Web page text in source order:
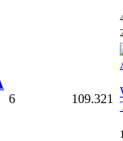
6 109.321